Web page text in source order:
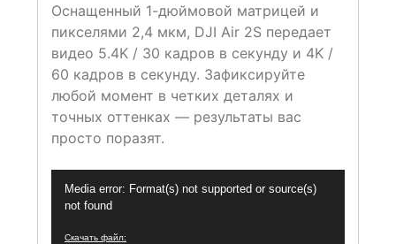
Оснащенный 1-дюймовой матрицей и
пикселями 2,4 мкм, DJI Air 2S передает
видео 5.4K / 30 кадров в секунду и 4K /
60 кадров в секунду. Зафиксируйте
любой момент в четких деталях и
точных оттенках — результаты вас
просто поразят.
Media error: Format(s) not supported or source(s)
not found
Скачать файл: